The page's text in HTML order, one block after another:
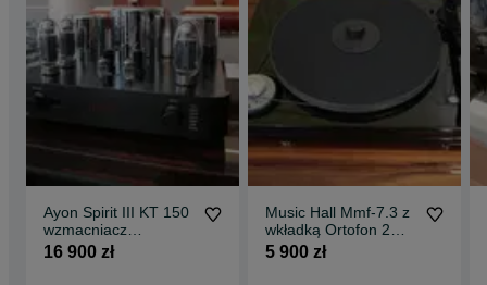
Ayon Spirit III KT 150
wzmacniacz
zintegrowany stereo
16 900 zł
Music Hall Mmf-7.3 z
wkładką Ortofon 2M
BRONZE
5 900 zł